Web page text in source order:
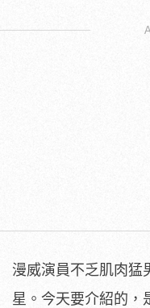
漫威演員不乏肌肉猛
星。今天要介紹的，